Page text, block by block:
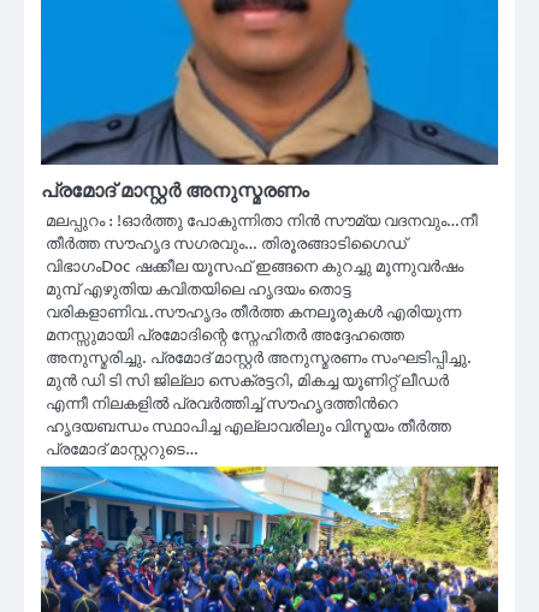
പ്രമോദ് മാസ്റ്റർ അനുസ്മരണം
മലപ്പുറം : !ഓർത്തു പോകുന്നിതാ നിൻ സൗമ്യ വദനവും…നീ
തീർത്ത സൗഹൃദ സഗരവും… തിരൂരങ്ങാടിഗൈഡ്
വിഭാഗംDoc ഷക്കീല യൂസഫ് ഇങ്ങനെ കുറച്ചു മൂന്നുവർഷം
മുമ്പ് എഴുതിയ കവിതയിലെ ഹൃദയം തൊട്ട
വരികളാണിവ..സൗഹൃദം തീർത്ത കനലൂരുകൾ എരിയുന്ന
മനസ്സുമായി പ്രമോദിന്റെ സ്നേഹിതർ അദ്ദേഹത്തെ
അനുസ്മരിച്ചു. പ്രമോദ് മാസ്റ്റർ അനുസ്മരണം സംഘടിപ്പിച്ചു.
മുൻ ഡി ടി സി ജില്ലാ സെക്രട്ടറി, മികച്ച യൂണിറ്റ് ലീഡർ
എന്നീ നിലകളിൽ പ്രവർത്തിച്ച് സൗഹൃദത്തിൻറെ
ഹൃദയബന്ധം സ്ഥാപിച്ച എല്ലാവരിലും വിസ്മയം തീർത്ത
പ്രമോദ് മാസ്റ്ററുടെ…